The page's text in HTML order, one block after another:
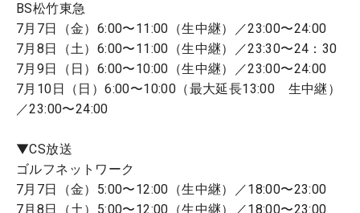
BS松竹東急
7月7日（金）6:00〜11:00（生中継）／23:00〜24:00
7月8日（土）6:00〜11:00（生中継）／23:30〜24：30
7月9日（日）6:00〜10:00（生中継）／23:00〜24:00
7月10日（日）6:00〜10:00（最大延長13:00 生中継）
／23:00〜24:00
▼CS放送
ゴルフネットワーク
7月7日（金）5:00〜12:00（生中継）／18:00〜23:00
7月8日（土）5:00〜12:00（生中継）／18:00〜23:00